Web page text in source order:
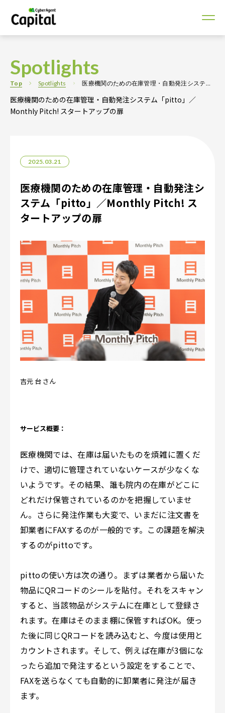
Spotlights
医療機関のための在庫管理・自動発注システム「pitto」／
Monthly Pitch! スタートアップの扉
Top Spotlights 医療機関のための在庫管理・自動発注システム「pitto」／Monthly Pitch! スタートアップの扉
2025.03.21
医療機関のための在庫管理・自動発注シ
ステム「pitto」／Monthly Pitch! ス
タートアップの扉
吉元 台 さん
サービス概要：
医療機関では、在庫は届いたものを煩雑に置くだ
けで、適切に管理されていないケースが少なくな
いようです。その結果、誰も院内の在庫がどこに
どれだけ保管されているのかを把握していませ
ん。 さらに発注作業も大変で、いまだに注文書を
卸業者にFAXするのが一般的です。 この課題を解決
するのがpittoです。
pittoの使い方は次の通り。まずは業者から届いた
物品にQRコードのシールを貼付。それをスキャン
すると、当該物品がシステムに在庫として登録さ
れます。在庫はそのまま棚に保管すればOK。使っ
た後に同じQRコードを読み込むと、今度は使用と
カウントされます。 そして、例えば在庫が3個にな
ったら追加で発注するという設定をすることで、
FAXを送らなくても自動的に卸業者に発注が届き
ます。